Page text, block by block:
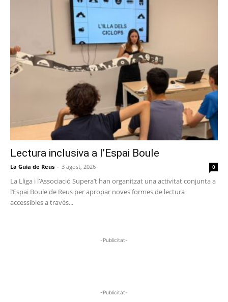
Lectura inclusiva a l’Espai Boule
La Guia de Reus - 3 agost, 2026 0
La Lliga i l’Associació Supera’t han organitzat una activitat conjunta a
l’Espai Boule de Reus per apropar noves formes de lectura
accessibles a través...
-Publicitat-
-Publicitat-